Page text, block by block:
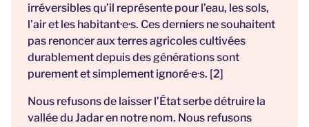
irréversibles qu’il représente pour l’eau, les sols,
l’air et les habitant·e·s. Ces derniers ne souhaitent
pas renoncer aux terres agricoles cultivées
durablement depuis des générations sont
purement et simplement ignoré·e·s. [2]
Nous refusons de laisser l’État serbe détruire la
vallée du Jadar en notre nom. Nous refusons